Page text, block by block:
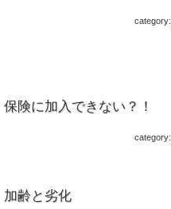
category:
保険に加入できない？！
category:
加齢と劣化